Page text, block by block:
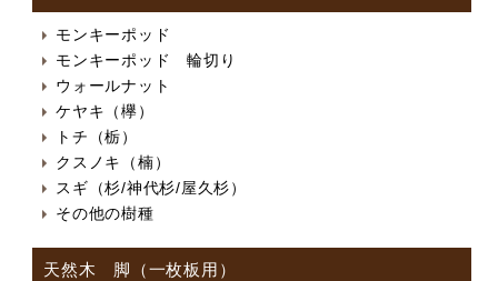
モンキーポッド
モンキーポッド 輪切り
ウォールナット
ケヤキ（欅）
トチ（栃）
クスノキ（楠）
スギ（杉/神代杉/屋久杉）
その他の樹種
天然木 脚（一枚板用）